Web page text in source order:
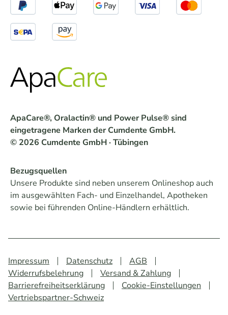
ApaCare®, Oralactin® und Power Pulse® sind
eingetragene Marken der Cumdente GmbH.
© 2026 Cumdente GmbH · Tübingen
Bezugsquellen
Unsere Produkte sind neben unserem Onlineshop auch
im ausgewählten Fach- und Einzelhandel, Apotheken
sowie bei führenden Online-Händlern erhältlich.
Impressum Datenschutz
AGB
Widerrufsbelehrung
Versand & Zahlung
Barrierefreiheitserklärung
Cookie-Einstellungen
Vertriebspartner-Schweiz